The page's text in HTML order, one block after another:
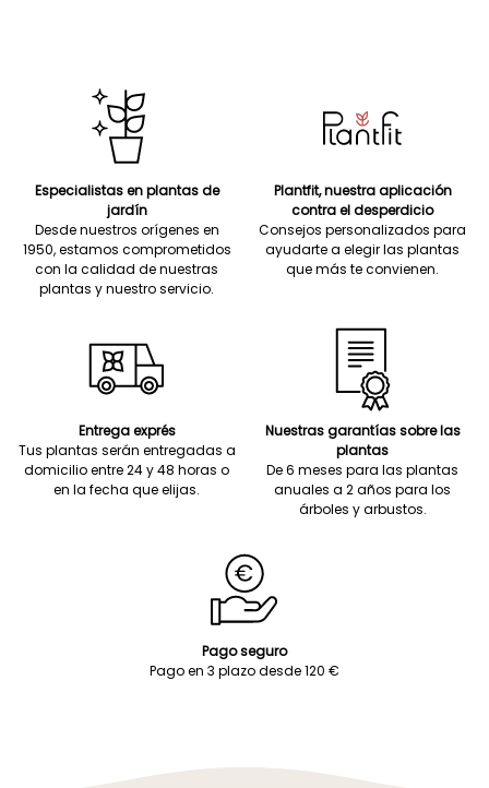
Especialistas en plantas de
jardín
Desde nuestros orígenes en
1950, estamos comprometidos
con la calidad de nuestras
plantas y nuestro servicio.
Plantfit, nuestra aplicación
contra el desperdicio
Consejos personalizados para
ayudarte a elegir las plantas
que más te convienen.
Entrega exprés
Tus plantas serán entregadas a
domicilio entre 24 y 48 horas o
en la fecha que elijas.
Nuestras garantías sobre las
plantas
De 6 meses para las plantas
anuales a 2 años para los
árboles y arbustos.
Pago seguro
Pago en 3 plazo desde 120 €